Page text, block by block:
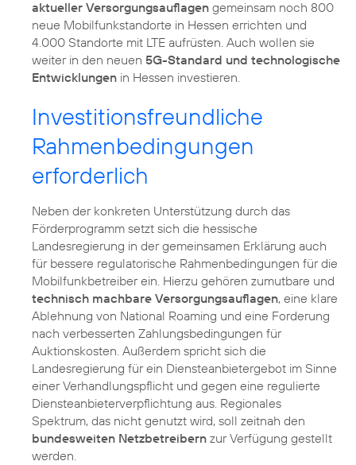
aktueller Versorgungsauflagen gemeinsam noch 800
neue Mobilfunkstandorte in Hessen errichten und
4.000 Standorte mit LTE aufrüsten. Auch wollen sie
weiter in den neuen 5G-Standard und technologische
Entwicklungen in Hessen investieren.
Investitionsfreundliche
Rahmenbedingungen
erforderlich
Neben der konkreten Unterstützung durch das
Förderprogramm setzt sich die hessische
Landesregierung in der gemeinsamen Erklärung auch
für bessere regulatorische Rahmenbedingungen für die
Mobilfunkbetreiber ein. Hierzu gehören zumutbare und
technisch machbare Versorgungsauflagen, eine klare
Ablehnung von National Roaming und eine Forderung
nach verbesserten Zahlungsbedingungen für
Auktionskosten. Außerdem spricht sich die
Landesregierung für ein Diensteanbietergebot im Sinne
einer Verhandlungspflicht und gegen eine regulierte
Diensteanbieterverpflichtung aus. Regionales
Spektrum, das nicht genutzt wird, soll zeitnah den
bundesweiten Netzbetreibern zur Verfügung gestellt
werden.